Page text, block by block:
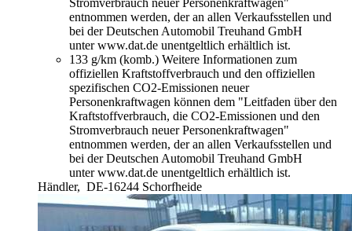
Stromverbrauch neuer Personenkraftwagen"
entnommen werden, der an allen Verkaufsstellen und
bei der Deutschen Automobil Treuhand GmbH
unter www.dat.de unentgeltlich erhältlich ist.
133 g/km (komb.) Weitere Informationen zum
offiziellen Kraftstoffverbrauch und den offiziellen
spezifischen CO2-Emissionen neuer
Personenkraftwagen können dem "Leitfaden über den
Kraftstoffverbrauch, die CO2-Emissionen und den
Stromverbrauch neuer Personenkraftwagen"
entnommen werden, der an allen Verkaufsstellen und
bei der Deutschen Automobil Treuhand GmbH
unter www.dat.de unentgeltlich erhältlich ist.
Händler, DE-16244 Schorfheide